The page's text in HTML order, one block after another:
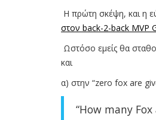
H πρώτη σκέψη, και η
στον back-2-back MVP
Ωστόσο εμείς θα
και
α) στην “zero fox are
“How many Fox